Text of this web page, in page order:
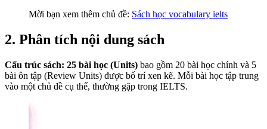
Mời bạn xem thêm chủ đề: Sách học vocabulary ielts
2. Phân tích nội dung sách
Cấu trúc sách: 25 bài học (Units) bao gồm 20 bài học chính và 5
bài ôn tập (Review Units) được bố trí xen kẽ. Mỗi bài học tập trung
vào một chủ đề cụ thể, thường gặp trong IELTS.